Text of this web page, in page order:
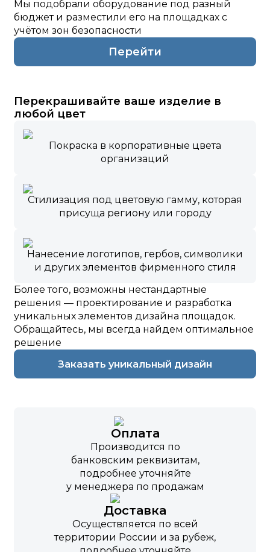
Мы подобрали оборудование под разный
бюджет и разместили его на площадках с
учётом зон безопасности
Перейти
Перекрашивайте ваше изделие в
любой цвет
Покраска в корпоративные цвета
организаций
Стилизация под цветовую гамму, которая
присуща региону или городу
Нанесение логотипов, гербов, символики
и других элементов фирменного стиля
Более того, возможны нестандартные
решения — проектирование и разработка
уникальных элементов дизайна площадок.
Обращайтесь, мы всегда найдем оптимальное
решение
Заказать уникальный дизайн
Оплата
Производится по
банковским реквизитам,
подробнее уточняйте
у менеджера по продажам
Доставка
Осуществляется по всей
территории России и за рубеж,